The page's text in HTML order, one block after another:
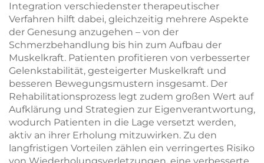
Integration verschiedenster therapeutischer
Verfahren hilft dabei, gleichzeitig mehrere Aspekte
der Genesung anzugehen – von der
Schmerzbehandlung bis hin zum Aufbau der
Muskelkraft. Patienten profitieren von verbesserter
Gelenkstabilität, gesteigerter Muskelkraft und
besseren Bewegungsmustern insgesamt. Der
Rehabilitationsprozess legt zudem großen Wert auf
Aufklärung und Strategien zur Eigenverantwortung,
wodurch Patienten in die Lage versetzt werden,
aktiv an ihrer Erholung mitzuwirken. Zu den
langfristigen Vorteilen zählen ein verringertes Risiko